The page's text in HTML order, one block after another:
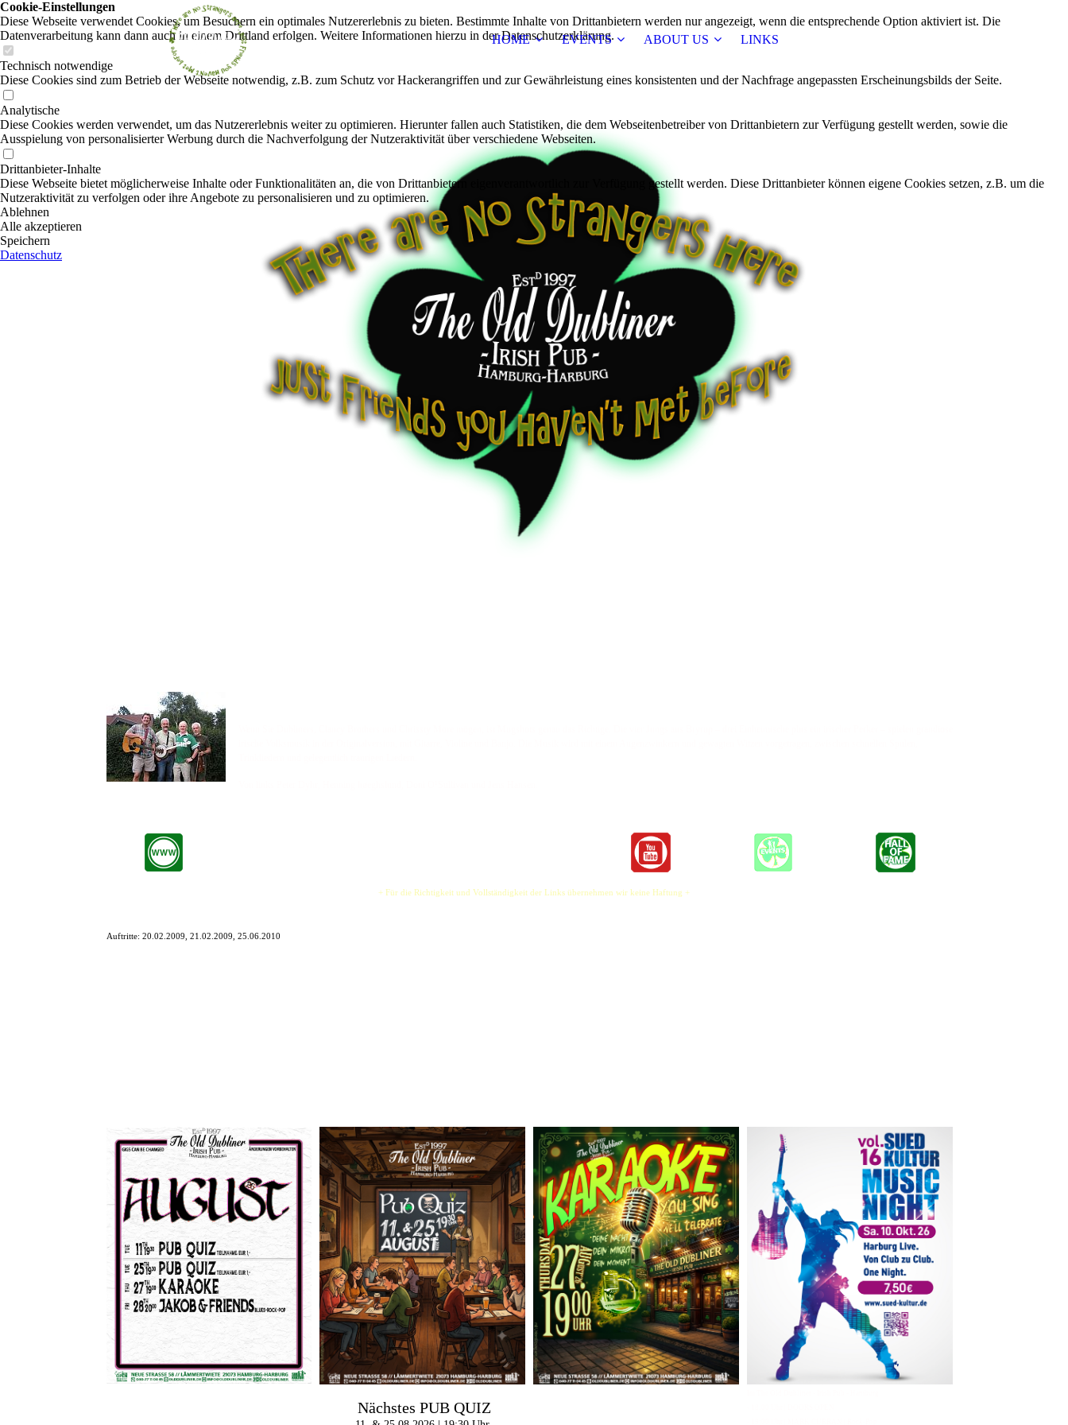
HOME EVENTS ABOUT US LINKS
+ Für die Richtigkeit und Vollständigkeit der Links übernehmen wir keine Haftung +
Auftritte:20.02.2009, 21.02.2009, 25.06.2010
Nächstes PUB QUIZ
Cookie-Einstellungen
Diese Webseite verwendet Cookies, um Besuchern ein optimales Nutzererlebnis zu bieten. Bestimmte Inhalte von Drittanbietern werden nur angezeigt, wenn die entsprechende Option aktiviert ist. Die
Datenverarbeitung kann dann auch in einem Drittland erfolgen. Weitere Informationen hierzu in der Datenschutzerklärung.
Technisch notwendige
Diese Cookies sind zum Betrieb der Webseite notwendig, z.B. zum Schutz vor Hackerangriffen und zur Gewährleistung eines konsistenten und der Nachfrage angepassten Erscheinungsbilds der Seite.
Analytische
Diese Cookies werden verwendet, um das Nutzererlebnis weiter zu optimieren. Hierunter fallen auch Statistiken, die dem Webseitenbetreiber von Drittanbietern zur Verfügung gestellt werden, sowie die
Ausspielung von personalisierter Werbung durch die Nachverfolgung der Nutzeraktivität über verschiedene Webseiten.
Drittanbieter-Inhalte
Diese Webseite bietet möglicherweise Inhalte oder Funktionalitäten an, die von Drittanbietern eigenverantwortlich zur Verfügung gestellt werden. Diese Drittanbieter können eigene Cookies setzen, z.B. um die
Nutzeraktivität zu verfolgen oder ihre Angebote zu personalisieren und zu optimieren.
Ablehnen
Alle akzeptieren
Speichern
Datenschutz